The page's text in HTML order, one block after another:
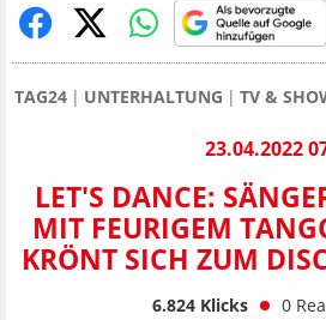
TAG24 UNTERHALTUNG TV &
23.04.2022
LET'S DANCE:
MIT FEURIGEM
KRÖNT SICH ZUM
6.824Klicks 0